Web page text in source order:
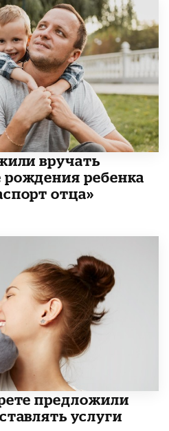
вручать
ребенка
отца»
предложили
услуги